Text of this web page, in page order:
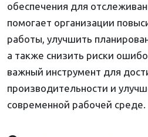
обеспечения для
помогает организации
работы, улучшить
а также снизить риски
важный инструмент для
производительности и
современной рабочей среде.